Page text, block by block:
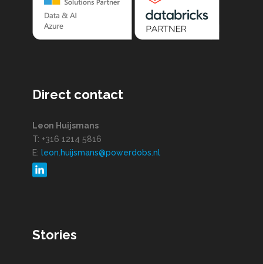
Direct contact
Leon Huijsmans
T: +316 1214 5816
E: leon.huijsmans@powerdobs.nl
Stories